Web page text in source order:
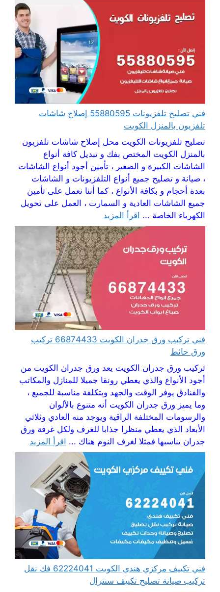
فني تصليح تلفزيونات 55880595 إصلاح شاشات
تلفزيون بالمنزل الكويت
تصليح تلفزيونات الكويت محل إصلاح شاشات تلفزيون
بالمنزل الكويت المختص بفك و تبديل كافة أنواع
الشاشات الكبيرة و الصغير ، تأمين أجود أنواع الشاشات
، صيانة و تصليح جميع أنواع التلفزيونات و الشاشات
بعدة أحجام و بكافة الأنواع ، كما أننا نعمل على تأمين
جميع الشاشات العادية و السمارت ، العمل على تحويل
الكهرباء الخاصة ... اقرأ المزيد
فني تركيب ورق جدران الكويت 66874433 تركيب
ورق حائط
تركيب ورق جدران الكويت يعد ورق جدران الكويت من
أجود الأنواع والذي يعطي رونقا جميلا للمنازل والمكاتب
والفنادق يوفر الوقت والجهد وبتكلفة مناسبة للجميع ،
وما يميز ورق جدران الكويت أنه متنوع بالألوان
والرسومات المختلفة الراقية ويوجد منه العادي وثلاثي
الأبعاد الذي يعطي منظرا جذابا للغرف ولكل غرفة ورق
جدران يناسبها فمثلا لغرف النوم هناك ... اقرأ المزيد
فني تكييف مركزي هندي الكويت 62224041 فك نقل
تركيب صيانة تصليح تكييف سنترال